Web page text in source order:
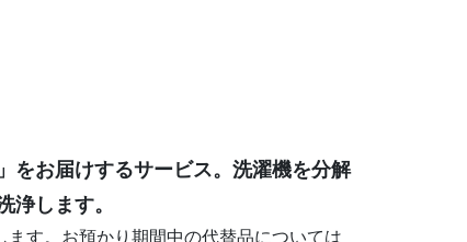
をお届けするサービス。洗濯機を分解
浄します。
す。お預かり期間中の代替品については